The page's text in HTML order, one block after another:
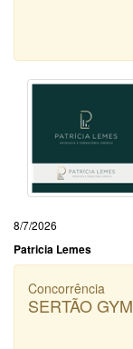
8/7/2026
Patricia Lemes
Concorrência
SERTÃO GYM